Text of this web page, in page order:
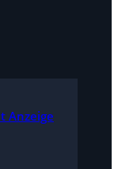
Anzeige